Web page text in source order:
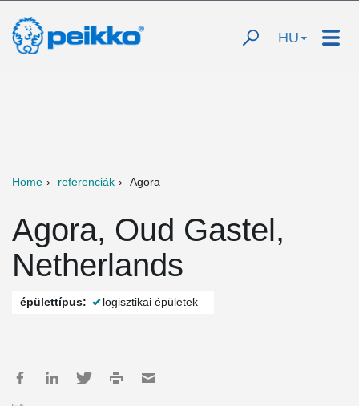
HU
Home referenciák Agora
Agora, Oud Gastel,
Netherlands
épülettípus: logisztikai épületek